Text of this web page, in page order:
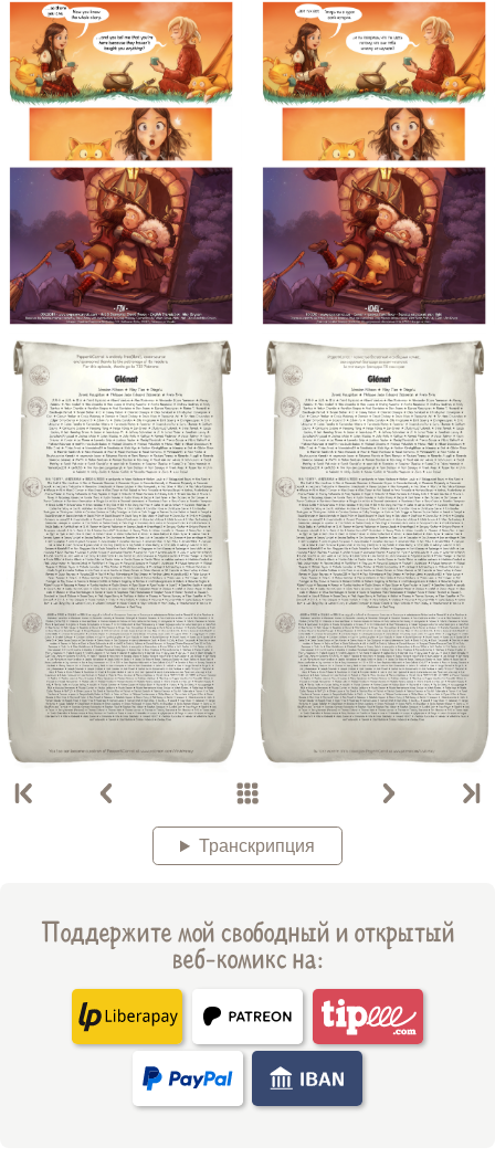
Транскрипция
Поддержите мой свободный и открытый
веб-комикс на: